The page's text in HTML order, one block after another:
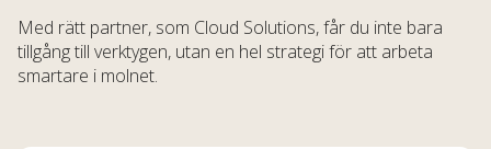
Med rätt partner, som Cloud Solutions, får du inte bara
tillgång till verktygen, utan en hel strategi för att arbeta
smartare i molnet.